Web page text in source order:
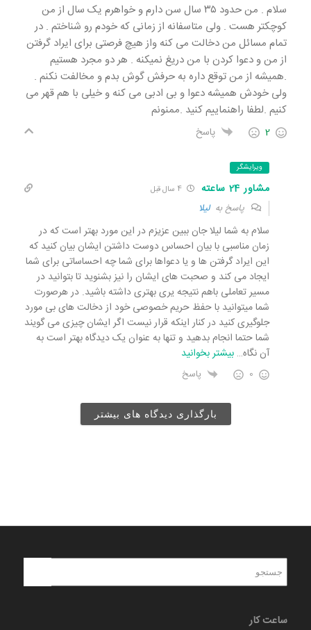
سلام . من حدود ۳۵ سال سن دارم و خواهرم یک سال از من
کوچکتر هست . ولی متاسفانه از زمانی که خودم رو شناختم . در
تمام مسائل من دخالت می کنه واز هیچ فرصتی برای ایراد گرفتن
از من و دعوا کردن با من دریغ نمیکنه . هر دو مجرد هستیم
.همیشه از من توقع داره به حرفش گوش بدم و مخالفت نکنم .
ولی خودش همیشه دعوا و بی ادبی می کنه و خیلی‌ با هم قهر می
کنیم .لطفا راهنماییم کنید .ممنونم
2 پاسخ
ویرایشگر
مشاور 24 ساعته 4 سال قبل
پاسخ بهلیلا
سلام به شما لیلا جان ببین عزیزم در این مورد بهتر است که در
زمان مناسبی با بیان احساس دوست داشتن ایشان بیان کنید که
این ایراد گرفتن ها و یا دعواها برای شما چه احساساتی برای شما
ایجاد می کند و صحبت های ایشان را نیز بشنوید تا بتوانید در
مسیر تعاملی باهم نتیجه یری بهتری داشته باشید. در هرصورت
شما میتوانید با حفظ حریم خصوصی خود از دخالت های بی مورد
جلوگیری کنید در کنار اینکه قرار نیست اگر ایشان چیزی می گویند
شما حتما انجام بدهید و تنها به عنوان یک دیدگاه بهتر است به
آن نگاه… بیشتر بخوانید
0 پاسخ
بارگذاری دیدگاه های بیشتر
ساعت کار